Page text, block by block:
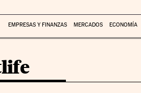
EMPRESAS Y FINANZAS MERCADOS ECONOMÍA